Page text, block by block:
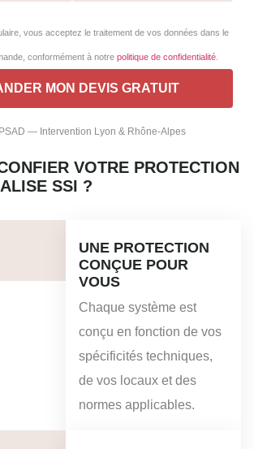
vous acceptez le traitement de vos données dans le
conformément à notre politique de confidentialité
— Intervention Lyon & Rhône-Alpes
VOTRE PROTECTION
SSI ?
UNE PROTECTION
CONÇUE POUR
VOUS
Chaque système est
conçu en fonction de vos
spécificités techniques,
de vos locaux et des
normes applicables.